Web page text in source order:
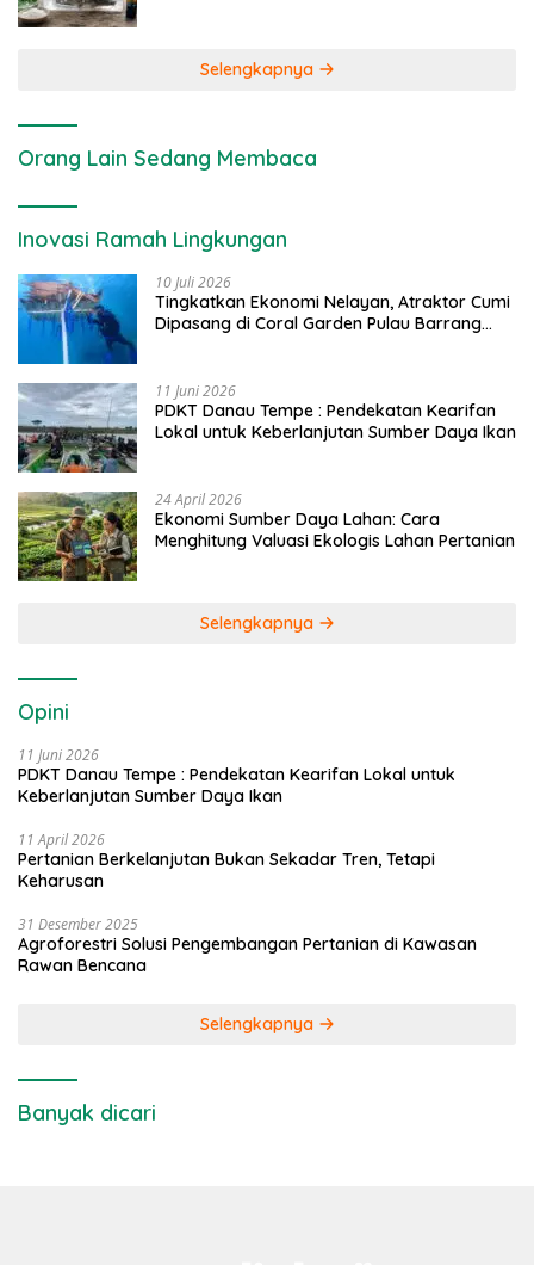
Selengkapnya
Orang Lain Sedang Membaca
Inovasi Ramah Lingkungan
10 Juli 2026
Tingkatkan Ekonomi Nelayan, Atraktor Cumi
Dipasang di Coral Garden Pulau Barrang
11 Juni 2026
PDKT Danau Tempe : Pendekatan Kearifan
Lokal untuk Keberlanjutan Sumber Daya Ikan
24 April 2026
Ekonomi Sumber Daya Lahan: Cara
Menghitung Valuasi Ekologis Lahan Pertanian
Selengkapnya
Opini
11 Juni 2026
PDKT Danau Tempe : Pendekatan Kearifan Lokal untuk
Keberlanjutan Sumber Daya Ikan
11 April 2026
Pertanian Berkelanjutan Bukan Sekadar Tren, Tetapi
Keharusan
31 Desember 2025
Agroforestri Solusi Pengembangan Pertanian di Kawasan
Rawan Bencana
Selengkapnya
Banyak dicari